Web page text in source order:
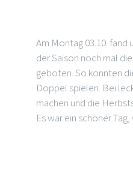
Am Montag 03.10.
der Saison noch mal
geboten. So konnten
Doppel spielen. Bei
machen und die
Es war ein schöner